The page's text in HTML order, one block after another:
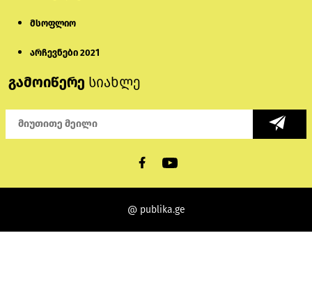
მსოფლიო
არჩევნები 2021
გამოიწერე სიახლე
@ publika.ge